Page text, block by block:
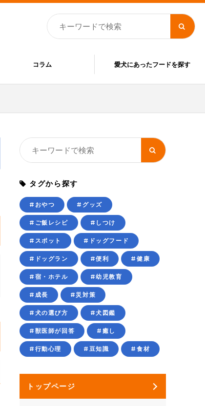
コラム 愛犬にあったフードを探す
タグから探す
#おやつ #グッズ
#ご飯レシピ #しつけ
#スポット #ドッグフード
#ドッグラン #便利 #健康
#宿・ホテル #幼児教育
#成長 #災対策
#犬の選び方 #犬図鑑
#獣医師が回答 #癒し
#行動心理 #豆知識 #食材
トップページ